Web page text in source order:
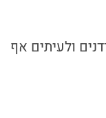
ולעיתים אף